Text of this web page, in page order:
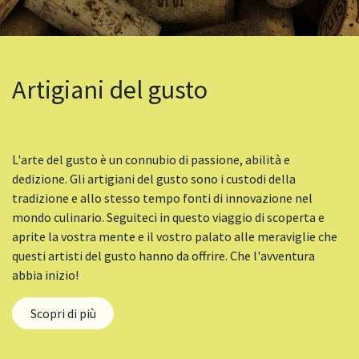
Artigiani del gusto
L'arte del gusto è un connubio di passione, abilità e
dedizione. Gli artigiani del gusto sono i custodi della
tradizione e allo stesso tempo fonti di innovazione nel
mondo culinario. Seguiteci in questo viaggio di scoperta e
aprite la vostra mente e il vostro palato alle meraviglie che
questi artisti del gusto hanno da offrire. Che l'avventura
abbia inizio!
Scopri di più